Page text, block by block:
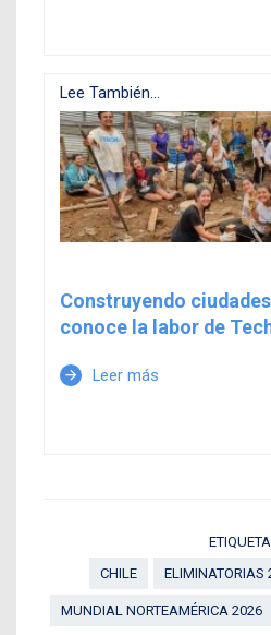
Lee También...
Construyendo
conoce la labor de
arrow_forward Leer más
CHILE
ELIMINATORIAS
MUNDIAL NORTEAMÉRICA 2026